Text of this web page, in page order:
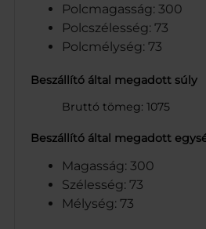
Polcmagasság: 300
Polcszélesség: 73
Polcmélység: 73
Beszállító által megadott súly
Bruttó tömeg: 1075
Beszállító által megadott
Magasság: 300
Szélesség: 73
Mélység: 73